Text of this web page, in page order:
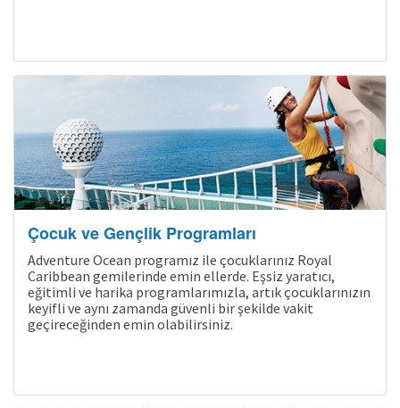
Çocuk ve Gençlik Programları
Adventure Ocean programız ile çocuklarınız Royal
Caribbean gemilerinde emin ellerde. Eşsiz yaratıcı,
eğitimli ve harika programlarımızla, artık çocuklarınızın
keyifli ve aynı zamanda güvenli bir şekilde vakit
geçireceğinden emin olabilirsiniz.